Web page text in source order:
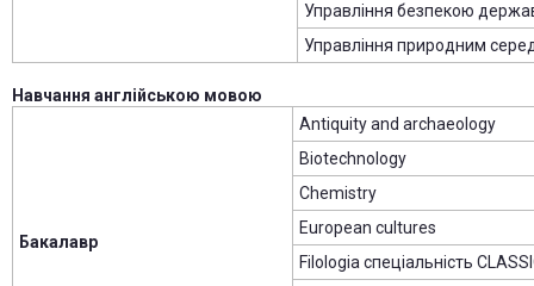
Управління безпекою
Управління природним
Навчання англійською мовою
Бакалавр
Antiquity and archaeology
Biotechnology
Chemistry
European cultures
Filologia спеціальність